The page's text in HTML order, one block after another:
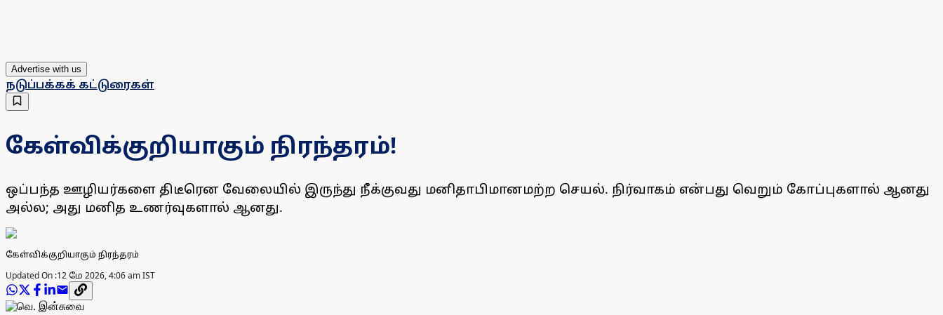
Advertise with us
நடுப்பக்கக் கட்டுரைகள்
கேள்விக்குறியாகும் நிரந்தரம்!
ஒப்பந்த ஊழியர்களை திடீரென வேலையில் இருந்து நீக்குவது மனிதாபிமானமற்ற செயல். நிர்வாகம் என்பது வெறும் கோப்புகளால் ஆனது
அல்ல; அது மனித உணர்வுகளால் ஆனது.
கேள்விக்குறியாகும் நிரந்தரம்
Updated On :12 மே 2026, 4:06 am IST